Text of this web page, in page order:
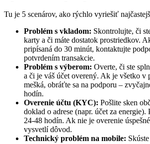
Tu je 5 scenárov, ako rýchlo vyriešiť
Problém s vkladom: Skontrolujte, či
karty a či máte dostatok prostriedkov.
pripísaná do 30 minút, kontaktujte
potvrdením transakcie.
Problém s výberom: Overte, či ste
a či je váš účet overený. Ak je všetko v
mešká, obráťte sa na podporu –
hodín.
Overenie účtu (KYC): Pošlite sken
doklad o adrese (napr. účet za energie).
24-48 hodín. Ak nie je overenie
vysvetlí dôvod.
Technický problém na mobile: